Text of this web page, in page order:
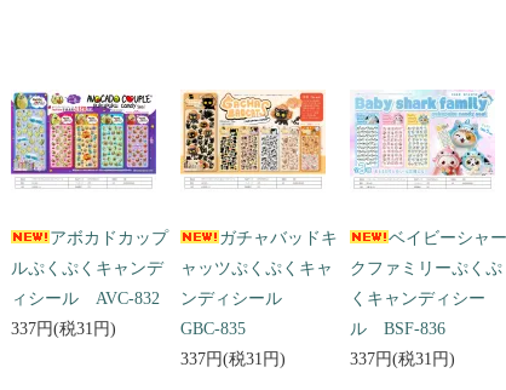
アボカドカップ
ルぷくぷくキャンデ
ィシール AVC-832
337円(税31円)
ガチャバッドキ
ャッツぷくぷくキャ
ンディシール
GBC-835
337円(税31円)
ベイビーシャー
クファミリーぷくぷ
くキャンディシー
ル BSF-836
337円(税31円)